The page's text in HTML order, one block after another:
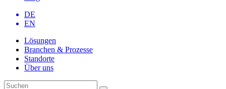
DE
EN
Lösungen
Branchen & Prozesse
Standorte
Über uns